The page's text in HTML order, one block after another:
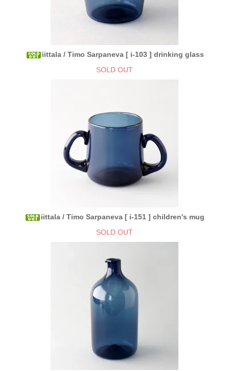
iittala / Timo Sarpaneva [ i-103 ] drinking glass
SOLD OUT
iittala / Timo Sarpaneva [ i-151 ] children's mug
SOLD OUT